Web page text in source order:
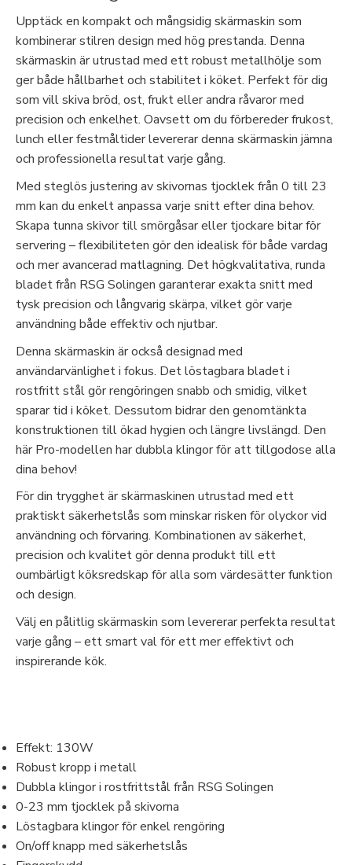
Upptäck en kompakt och mångsidig skärmaskin som
kombinerar stilren design med hög prestanda. Denna
skärmaskin är utrustad med ett robust metallhölje som
ger både hållbarhet och stabilitet i köket. Perfekt för dig
som vill skiva bröd, ost, frukt eller andra råvaror med
precision och enkelhet. Oavsett om du förbereder frukost,
lunch eller festmåltider levererar denna skärmaskin jämna
och professionella resultat varje gång.
Med steglös justering av skivornas tjocklek från 0 till 23
mm kan du enkelt anpassa varje snitt efter dina behov.
Skapa tunna skivor till smörgåsar eller tjockare bitar för
servering – flexibiliteten gör den idealisk för både vardag
och mer avancerad matlagning. Det högkvalitativa, runda
bladet från RSG Solingen garanterar exakta snitt med
tysk precision och långvarig skärpa, vilket gör varje
användning både effektiv och njutbar.
Denna skärmaskin är också designad med
användarvänlighet i fokus. Det löstagbara bladet i
rostfritt stål gör rengöringen snabb och smidig, vilket
sparar tid i köket. Dessutom bidrar den genomtänkta
konstruktionen till ökad hygien och längre livslängd. Den
här Pro-modellen har dubbla klingor för att tillgodose alla
dina behov!
För din trygghet är skärmaskinen utrustad med ett
praktiskt säkerhetslås som minskar risken för olyckor vid
användning och förvaring. Kombinationen av säkerhet,
precision och kvalitet gör denna produkt till ett
oumbärligt köksredskap för alla som värdesätter funktion
och design.
Välj en pålitlig skärmaskin som levererar perfekta resultat
varje gång – ett smart val för ett mer effektivt och
inspirerande kök.
Effekt: 130W
Robust kropp i metall
Dubbla klingor i rostfrittstål från RSG Solingen
0-23 mm tjocklek på skivorna
Löstagbara klingor för enkel rengöring
On/off knapp med säkerhetslås